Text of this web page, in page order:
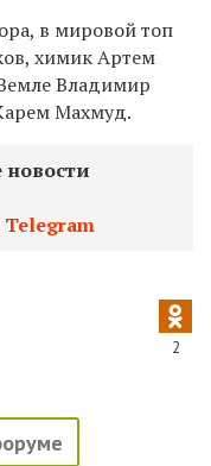
в мировой топ
химик Артем
Владимир
Махмуд.
новости
Telegram
2